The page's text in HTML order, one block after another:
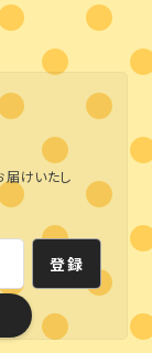
けいたし
登録